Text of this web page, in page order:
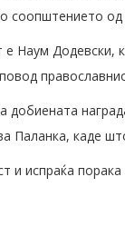
соопштението
Наум Додевски,
Паланка, каде
и испраќа